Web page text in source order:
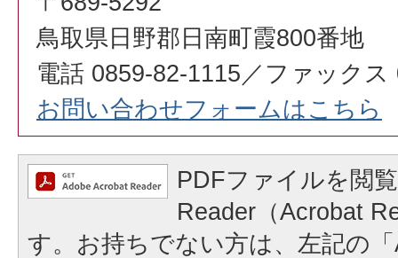
鳥取県日野郡日南町霞800番地
電話 0859-82-1115／ファックス
お問い合わせフォームはこちら
PDFファイルを閲
Reader（Acrobat
す。お持ちでない方は、左記の